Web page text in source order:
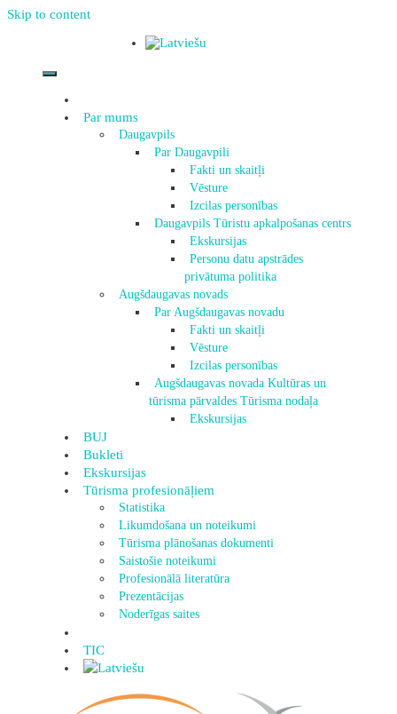
Skip to content
Par mums
Daugavpils
Par Daugavpili
Fakti un skaitļi
Vēsture
Izcilas personības
Daugavpils Tūristu apkalpošanas centrs
Ekskursijas
Personu datu apstrādes
privātuma politika
Augšdaugavas novads
Par Augšdaugavas novadu
Fakti un skaitļi
Vēsture
Izcilas personības
Augšdaugavas novada Kultūras un
tūrisma pārvaldes Tūrisma nodaļa
Ekskursijas
BUJ
Bukleti
Ekskursijas
Tūrisma profesionāļiem
Statistika
Likumdošana un noteikumi
Tūrisma plānošanas dokumenti
Saistošie noteikumi
Profesionālā literatūra
Prezentācijas
Noderīgas saites
TIC